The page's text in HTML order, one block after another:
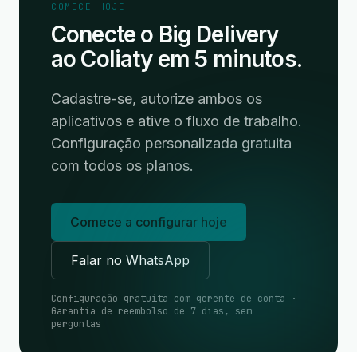
COMECE HOJE
Conecte o Big Delivery
ao Coliaty em 5 minutos.
Cadastre-se, autorize ambos os
aplicativos e ative o fluxo de trabalho.
Configuração personalizada gratuita
com todos os planos.
Comece a configurar hoje
Falar no WhatsApp
Configuração gratuita com gerente de conta ·
Garantia de reembolso de 7 dias, sem
perguntas